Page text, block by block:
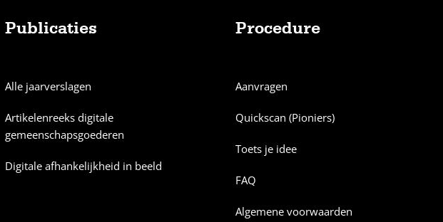
Publicaties
Alle jaarverslagen
Artikelenreeks digitale
gemeenschapsgoederen
Digitale afhankelijkheid in beeld
Procedure
Aanvragen
Quickscan (Pioniers)
Toets je idee
FAQ
Algemene voorwaarden